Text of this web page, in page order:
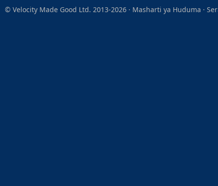
© Velocity Made Good Ltd. 2013-2026 · Masharti ya Huduma ·